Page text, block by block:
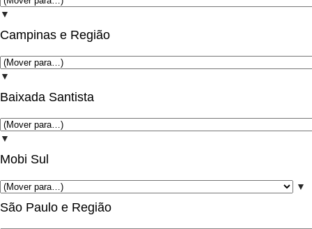
▼
Campinas e Região
▼
Baixada Santista
▼
Mobi Sul
▼
São Paulo e Região